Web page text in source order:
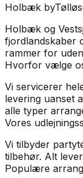
Holbæk by
Holbæk og
fjordlandskaber
rammer for
Hvorfor vælge
Vi servicerer
levering uanset
alle typer
Vores
Vi tilbyder
tilbehør. Alt
Populære